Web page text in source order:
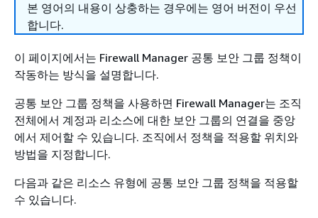
본 영어의 내용이 상충하는 경우에는 영어 버전이 우선
합니다.
이 페이지에서는 Firewall Manager 공통 보안 그룹 정책이
작동하는 방식을 설명합니다.
공통 보안 그룹 정책을 사용하면 Firewall Manager는 조직
전체에서 계정과 리소스에 대한 보안 그룹의 연결을 중앙
에서 제어할 수 있습니다. 조직에서 정책을 적용할 위치와
방법을 지정합니다.
다음과 같은 리소스 유형에 공통 보안 그룹 정책을 적용할
수 있습니다.